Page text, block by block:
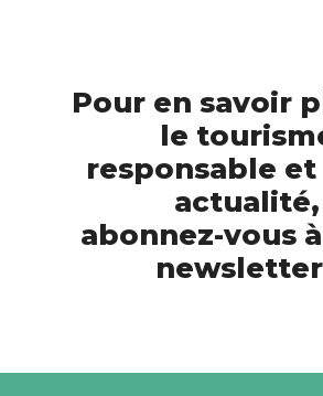
Pour en savoir
le
responsable
actualité,
abonnez-vous